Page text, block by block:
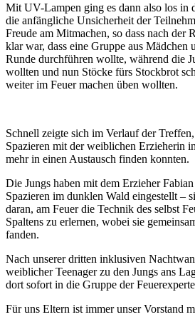
Mit UV-Lampen ging es dann also los in
die anfängliche Unsicherheit der
Freude am Mitmachen, so dass nach der
klar war, dass eine Gruppe aus Mädchen
Runde durchführen wollte, während die
wollten und nun Stöcke fürs Stockbrot
weiter im Feuer machen üben wollten.
Schnell zeigte sich im Verlauf der
Spazieren mit der weiblichen Erzieherin
mehr in einen Austausch finden konnten.
Die Jungs haben mit dem Erzieher
Spazieren im dunklen Wald eingestellt –
daran, am Feuer die Technik des selbst
Spaltens zu erlernen, wobei sie
fanden.
Nach unserer dritten inklusiven
weiblicher Teenager zu den Jungs ans
dort sofort in die Gruppe der
Für uns Eltern ist immer unser Vorstand